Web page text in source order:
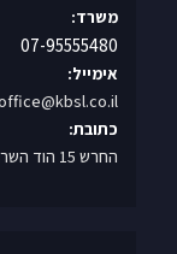
משרד:
07-95555480
אימייל:
כתובת:
החרש 15 הוד השרון, מיילסטון בנין B קומה ב'